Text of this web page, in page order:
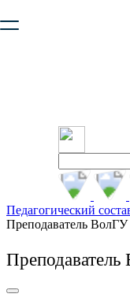
безопасную работу с
Педагогический
Преподаватель ВолГУ